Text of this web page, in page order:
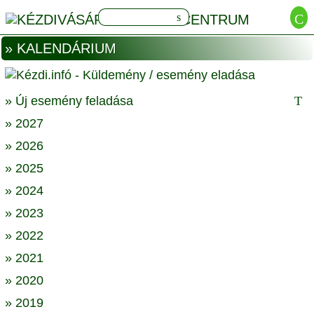
» KALENDÁRIUM
» Új esemény feladása
» 2027
» 2026
» 2025
» 2024
» 2023
» 2022
» 2021
» 2020
» 2019